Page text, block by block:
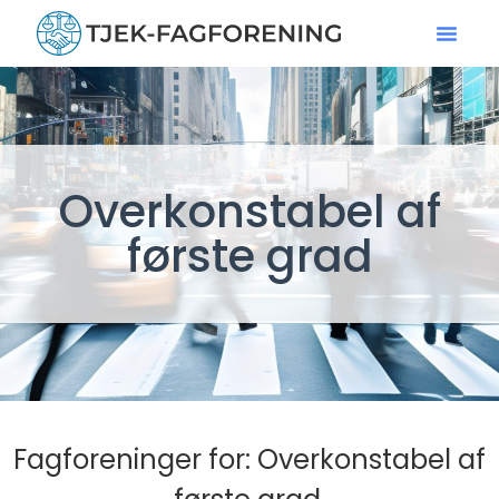
Overkonstabel af
første grad
Fagforeninger for: Overkonstabel af